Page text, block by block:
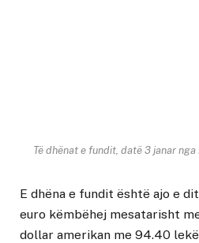
Të dhënat e fundit, datë 3 janar
E dhëna e fundit është ajo e
euro këmbëhej mesatarisht
dollar amerikan me 94.40